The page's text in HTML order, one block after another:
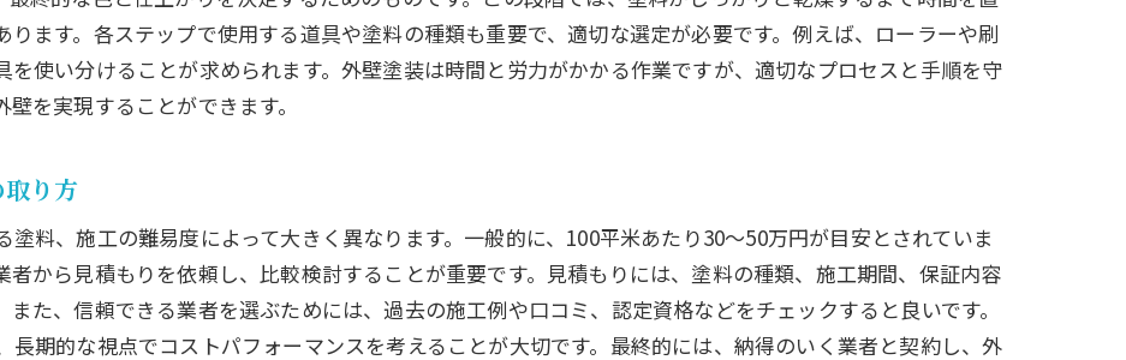
外壁塗装に最適な塗料の見極め方
塗料選びで失敗しないためのポイント
外壁塗装のタイミングと季節による影響を知ろう
外壁塗装の計画を立てるためのタイミング
人気のシーズンに外壁塗装する際の注意点
外壁塗装のタイミングを見極める方法
ます。各ステップで使用する道具や塗料の種類も重要で、適切な選定が必要です。例えば、ローラーや刷
使い分けることが求められます。外壁塗装は時間と労力がかかる作業ですが、適切なプロセスと手順を守
を実現することができます。
り方
料、施工の難易度によって大きく異なります。一般的に、100平米あたり30〜50万円が目安とされていま
から見積もりを依頼し、比較検討することが重要です。見積もりには、塗料の種類、施工期間、保証内容
た、信頼できる業者を選ぶためには、過去の施工例や口コミ、認定資格などをチェックすると良いです。
期的な視点でコストパフォーマンスを考えることが大切です。最終的には、納得のいく業者と契約し、外